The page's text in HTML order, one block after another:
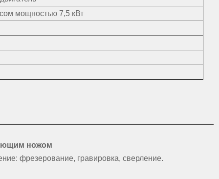
мощностью 7,5 кВт
ножом
фрезерование, гравировка, сверление.